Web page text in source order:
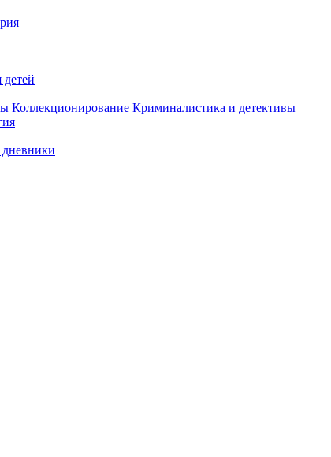
детей
Коллекционирование Криминалистика и детективы
дневники